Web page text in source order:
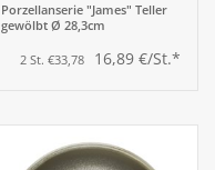
Porzellanserie "James" Teller
gewölbt Ø 28,3cm
2 St. €33,78 16,89 €/St.*